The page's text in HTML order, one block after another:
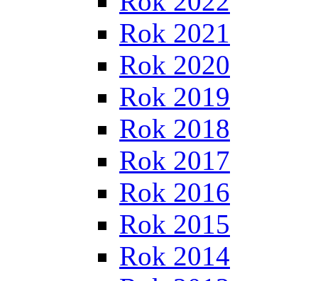
Rok 2021
Rok 2020
Rok 2019
Rok 2018
Rok 2017
Rok 2016
Rok 2015
Rok 2014